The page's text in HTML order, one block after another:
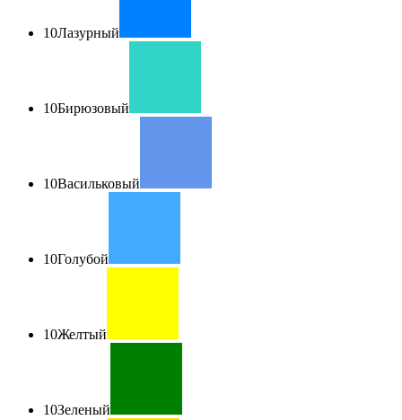
10Лазурный
10Бирюзовый
10Васильковый
10Голубой
10Желтый
10Зеленый